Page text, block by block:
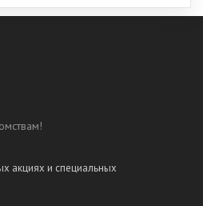
акциях и специальных